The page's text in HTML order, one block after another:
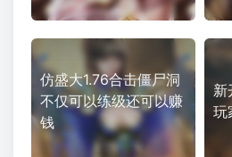
仿盛大1.76合击僵尸洞
不仅可以练级还可以赚
钱
新
玩